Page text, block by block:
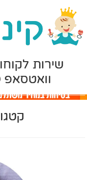
שירות לקוחות 050-
וואטסאפ 050-3955830